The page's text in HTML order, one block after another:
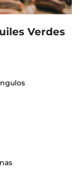
Verdes